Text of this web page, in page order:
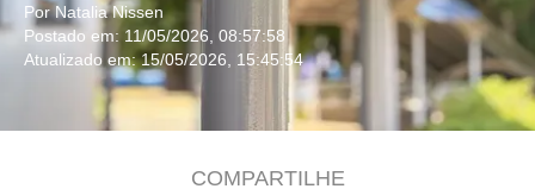
Por Natalia Nissen
Postado em: 11/05/2026, 08:57:58
Atualizado em: 15/05/2026, 15:45:54
COMPARTILHE